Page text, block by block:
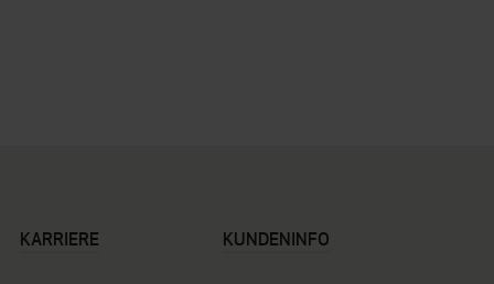
KARRIERE KUNDENINFO